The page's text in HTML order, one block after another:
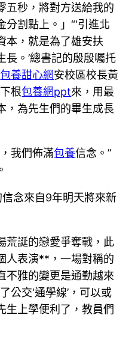
五秒，將對方送給我的
割點上。」“‘引進北
本，就是為了雄安扶
。’總書記的殷殷囑托
包養甜心網安校區校長黃
根包養網ppt來，用最
，為先生們的畢生成長
我們佈滿包養信念。”
信念來自9年明天將來新
荒誕的戀愛爭奪戰，此
人表演**，一場對稱的
不雅的變更是通勤越來
公交‘通學線’，可以或
生上學便利了，教員們